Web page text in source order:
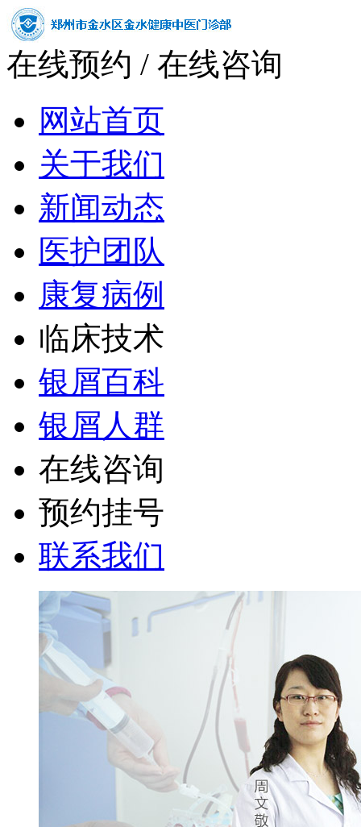
在线预约 / 在线咨询
网站首页
关于我们
新闻动态
医护团队
康复病例
临床技术
银屑百科
银屑人群
在线咨询
预约挂号
联系我们